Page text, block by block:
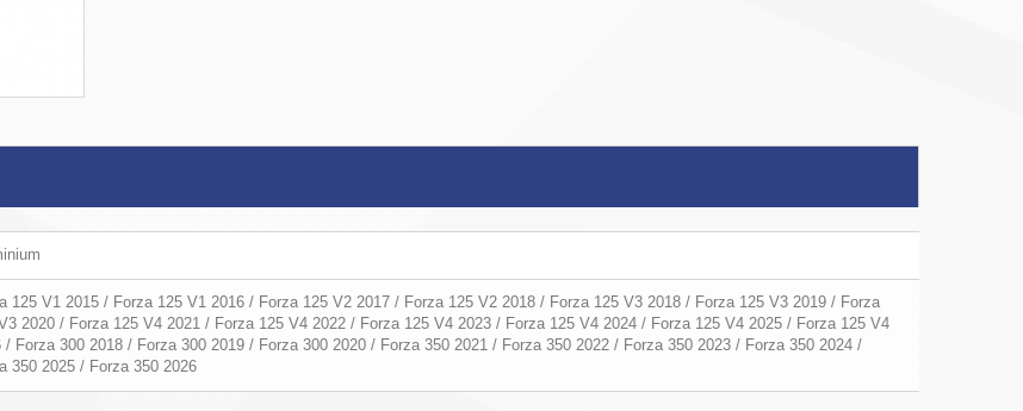
125 V1 2015 / Forza 125 V1 2016 / Forza 125 V2 2017 / Forza 125 V2 2018 / Forza 125 V3 2018 / Forza 125 V3 2019 / Forza
2020 / Forza 125 V4 2021 / Forza 125 V4 2022 / Forza 125 V4 2023 / Forza 125 V4 2024 / Forza 125 V4 2025 / Forza 125 V4
/ Forza 300 2018 / Forza 300 2019 / Forza 300 2020 / Forza 350 2021 / Forza 350 2022 / Forza 350 2023 / Forza 350 2024 /
350 2025 / Forza 350 2026